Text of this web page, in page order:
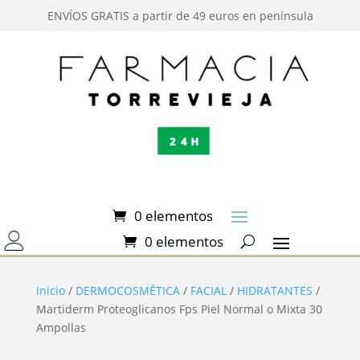
ENVÍOS GRATIS a partir de 49 euros en península
0 elementos
0 elementos
Inicio/ DERMOCOSMÉTICA/ FACIAL/ HIDRATANTES /
Martiderm Proteoglicanos Fps Piel Normal o Mixta 30
Ampollas